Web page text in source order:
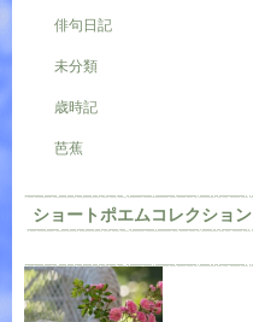
俳句日記
未分類
歳時記
芭蕉
ショートポエムコレクション